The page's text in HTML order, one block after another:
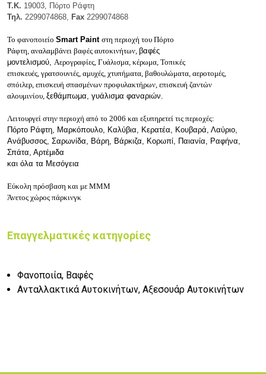
Τ.Κ. 19003, Πόρτο Ράφτη
Τηλ. 2299074868, Fax 2299074868
Το φανοποιείο Smart Paint στη περιοχή του Πόρτο
Ράφτη, αναλαμβάνει βαφές αυτοκινήτων, βαφές
μοντελισμού, Αερογραφίες, Γυάλισμα, κέρωμα, Τοπικές
επισκευές, γρατσουνιές, αμυχές, χτυπήματα, βαθουλώματα, αεροτομές,
σπόιλερ, επισκευή σπασμένων προφυλακτήρων, επισκευή ζαντών
αλουμινίου, ξεθάμπωμα, γυάλισμα φαναριών.
Λειτουργεί στην περιοχή από το 2006 και εξυπηρετεί τις περιοχές:
Πόρτο Ράφτη, Μαρκόπουλο, Καλύβια, Κερατέα, Κουβαρά, Λαύριο,
Ανάβυσσος, Σαρωνίδα, Βάρη, Βάρκιζα, Κορωπί, Παιανία, Ραφήνα,
Σπάτα, Αρτέμιδα
και όλα τα Μεσόγεια
Εύκολη πρόσβαση και με ΜΜΜ
Άνετος χώρος πάρκινγκ
Επαγγελματικές κατηγορίες
Φανοποιία, Βαφές
Ανταλλακτικά Αυτοκινήτων, Αξεσουάρ Αυτοκινήτων